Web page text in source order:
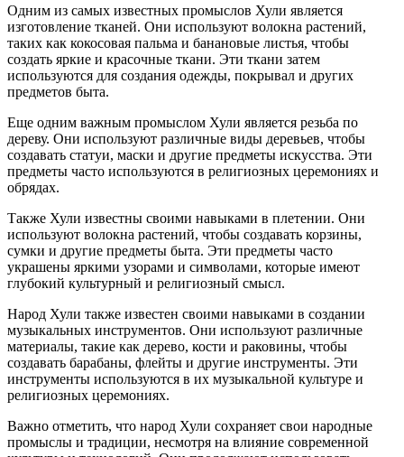
Одним из самых известных промыслов Хули является
изготовление тканей. Они используют волокна растений,
таких как кокосовая пальма и банановые листья, чтобы
создать яркие и красочные ткани. Эти ткани затем
используются для создания одежды, покрывал и других
предметов быта.
Еще одним важным промыслом Хули является резьба по
дереву. Они используют различные виды деревьев, чтобы
создавать статуи, маски и другие предметы искусства. Эти
предметы часто используются в религиозных церемониях и
обрядах.
Также Хули известны своими навыками в плетении. Они
используют волокна растений, чтобы создавать корзины,
сумки и другие предметы быта. Эти предметы часто
украшены яркими узорами и символами, которые имеют
глубокий культурный и религиозный смысл.
Народ Хули также известен своими навыками в создании
музыкальных инструментов. Они используют различные
материалы, такие как дерево, кости и раковины, чтобы
создавать барабаны, флейты и другие инструменты. Эти
инструменты используются в их музыкальной культуре и
религиозных церемониях.
Важно отметить, что народ Хули сохраняет свои народные
промыслы и традиции, несмотря на влияние современной